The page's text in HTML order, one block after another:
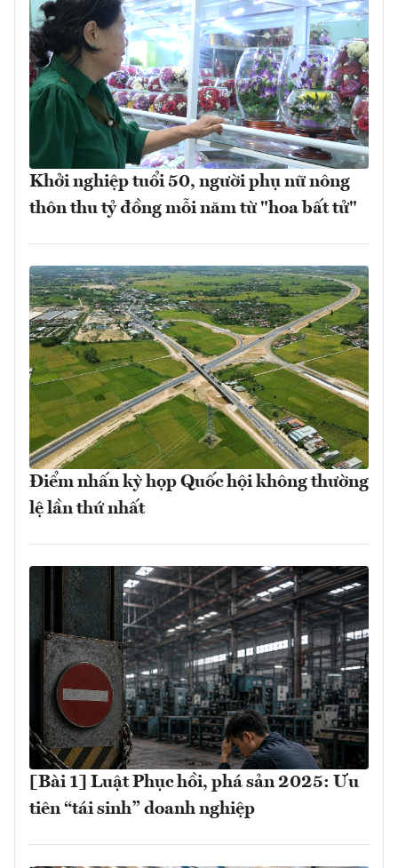
Khởi nghiệp tuổi 50, người phụ nữ nông
thôn thu tỷ đồng mỗi năm từ "hoa bất tử"
Điểm nhấn kỳ họp Quốc hội không thường
lệ lần thứ nhất
[Bài 1] Luật Phục hồi, phá sản 2025: Ưu
tiên “tái sinh” doanh nghiệp